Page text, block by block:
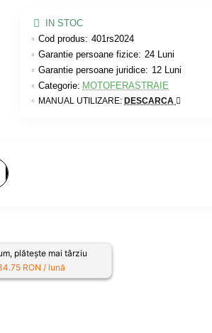
IN STOC
Cod produs: 401rs2024
Garantie persoane fizice: 24 Luni
MANUAL UTILIZARE: DESCARCA
Garantie persoane juridice: 12 Luni
Categorie: MOTOFERASTRAIE
plătește mai târziu
RON / lună